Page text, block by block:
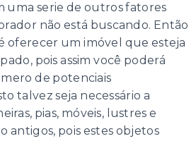
uma serie de outros fatores
não está buscando. Então
oferecer um imóvel que esteja
pois assim você poderá
de potenciais
talvez seja necessário a
pias, móveis, lustres e
antigos, pois estes objetos